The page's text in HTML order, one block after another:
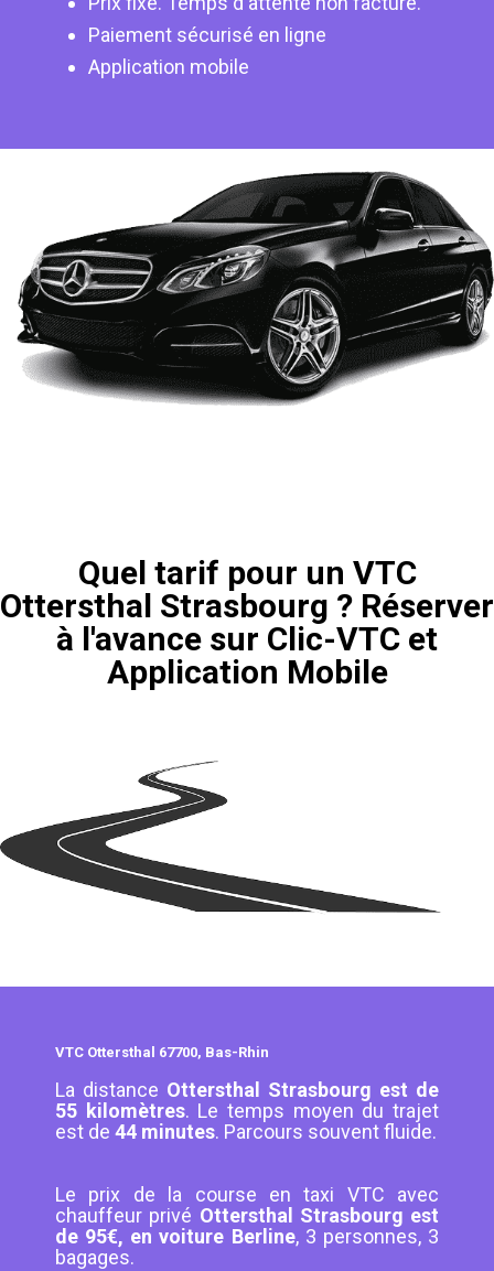
Paiement sécurisé en ligne
Application mobile
Quel tarif pour un VTC
Ottersthal Strasbourg ? Réserver
à l'avance sur Clic-VTC et
Application Mobile
VTC Ottersthal 67700, Bas-Rhin
La distance Ottersthal Strasbourg est de
55 kilomètres. Le temps moyen du trajet
est de 44 minutes. Parcours souvent fluide.
Le prix de la course en taxi VTC avec
chauffeur privé Ottersthal Strasbourg est
de 95€, en voiture Berline, 3 personnes, 3
bagages.